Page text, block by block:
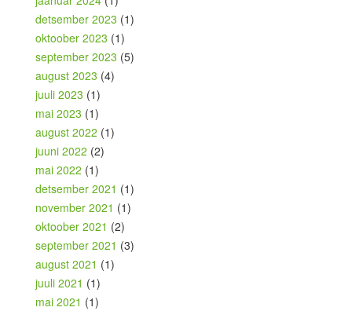
detsember 2023 (1)
oktoober 2023 (1)
september 2023 (5)
august 2023 (4)
juuli 2023 (1)
mai 2023 (1)
august 2022 (1)
juuni 2022 (2)
mai 2022 (1)
detsember 2021 (1)
november 2021 (1)
oktoober 2021 (2)
september 2021 (3)
august 2021 (1)
juuli 2021 (1)
mai 2021 (1)